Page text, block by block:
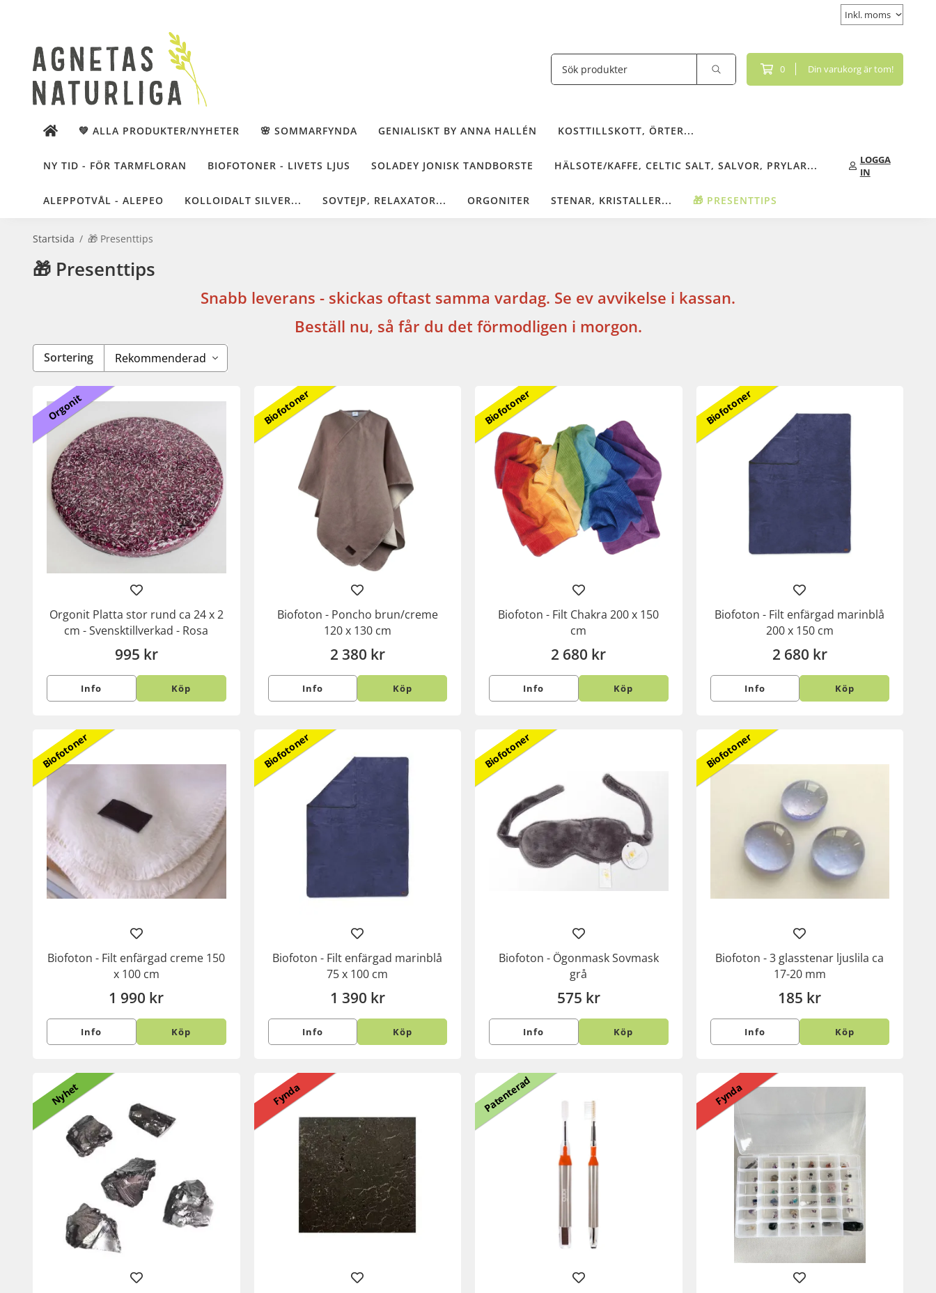
0 Din varukorg är tom!
💚 ALLA PRODUKTER/NYHETER 🌸 SOMMARFYNDA GENIALISKT BY ANNA HALLÉN KOSTTILLSKOTT, ÖRTER...
NY TID - FÖR TARMFLORAN BIOFOTONER - LIVETS LJUS SOLADEY JONISK TANDBORSTE HÄLSOTE/KAFFE, CELTIC SALT, SALVOR, PRYLAR...
ALEPPOTVÅL - ALEPEO KOLLOIDALT SILVER... SOVTEJP, RELAXATOR... ORGONITER STENAR, KRISTALLER... 🎁 PRESENTTIPS
LOGGA
IN
Startsida / 🎁 Presenttips
🎁 Presenttips
Snabb leverans - skickas oftast samma vardag. Se ev avvikelse i kassan.
Beställ nu, så får du det förmodligen i morgon.
Sortering
Orgonit
Orgonit Platta stor rund ca 24 x 2
cm - Svensktillverkad - Rosa
995 kr
Info Köp
Biofotoner
Biofoton - Poncho brun/creme
120 x 130 cm
2 380 kr
Info Köp
Biofotoner
Biofoton - Filt Chakra 200 x 150
cm
2 680 kr
Info Köp
Biofotoner
Biofoton - Filt enfärgad marinblå
200 x 150 cm
2 680 kr
Info Köp
Biofotoner
Biofoton - Filt enfärgad creme 150
x 100 cm
1 990 kr
Info Köp
Biofotoner
Biofoton - Filt enfärgad marinblå
75 x 100 cm
1 390 kr
Info Köp
Biofotoner
Biofoton - Ögonmask Sovmask
grå
575 kr
Info Köp
Biofotoner
Biofoton - 3 glasstenar ljuslila ca
17-20 mm
185 kr
Info Köp
Nyhet Fynda Patenterad Fynda